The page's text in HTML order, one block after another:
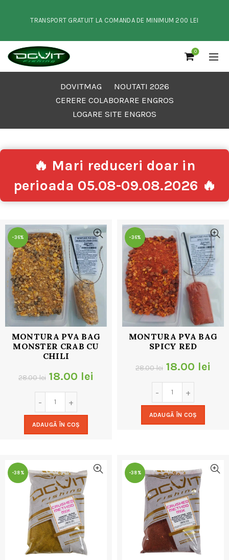
TRANSPORT GRATUIT LA COMANDA DE MINIMUM 200 LEI
0
DOVITMAG
NOUTATI 2026
CERERE COLABORARE ENGROS
LOGARE SITE ENGROS
🔥 Mari reduceri doar in
perioada 05.08-09.08.2026 🔥
-36%
MONTURA PVA BAG
MONSTER CRAB CU
CHILI
28.00lei Prețul
inițial
a
fost:
18.00 lei
ADAUGĂ ÎN COȘ
-36%
MONTURA PVA BAG
SPICY RED
28.00lei Prețul
inițial
a
fost:
18.00 lei
ADAUGĂ ÎN COȘ
-38% -38%